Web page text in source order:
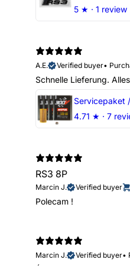
5 ★ · 1 review
A.E.
Verified buyer•
Schnelle Lieferung.
4.71 ★ · 7
RS3 8P
Marcin J. Verified buyer
Polecam !
Marcin J.
Verified buyer•